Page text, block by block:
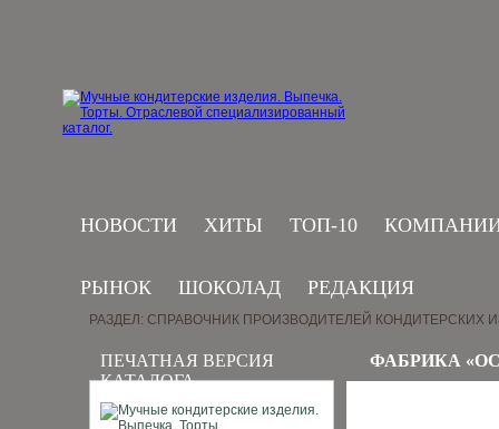
НОВОСТИ ХИТЫ ТОП-10
РЫНОК ШОКОЛАД РЕДАКЦИЯ
ПЕЧАТНАЯ ВЕРСИЯ
КАТАЛОГА
РАЗДЕЛ: СПРАВОЧНИК ПРОИЗВОДИТЕЛЕЙ КОНДИТЕРСКИХ
ФАБРИКА